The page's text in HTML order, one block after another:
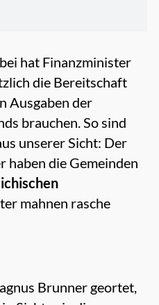
hat Finanzminister
die Bereitschaft
Ausgaben der
brauchen. So sind
unserer Sicht: Der
haben die Gemeinden
mahnen rasche
Brunner geortet,